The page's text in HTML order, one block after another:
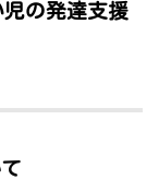
児の発達支援